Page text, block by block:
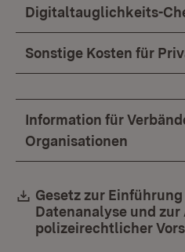
Digitaltauglichkeits-
Sonstige Kosten für
Information für
Organisationen
Download:
Gesetz zur
Datenanalyse und
polizeirechtlicher